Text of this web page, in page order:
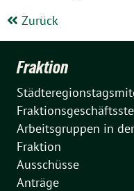
Zurück
Fraktion
Arbeitsgruppen in der
Fraktion
Ausschüsse
Anträge